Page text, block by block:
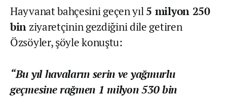
Hayvanat bahçesini geçen yıl5 milyon 250
bin ziyaretçinin gezdiğini dile getiren
Özsöyler, şöyle konuştu:
“Bu yıl havaların serin ve yağmurlu
geçmesine rağmen 1 milyon 530 bin